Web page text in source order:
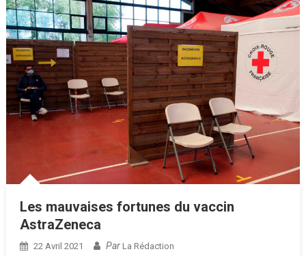
Les mauvaises fortunes du vaccin
AstraZeneca
22 Avril 2021 Par La Rédaction